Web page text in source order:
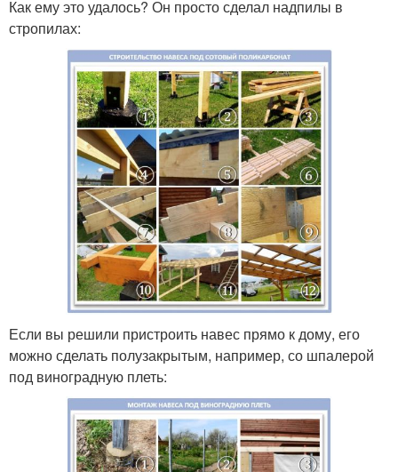
Как ему это удалось? Он просто сделал надпилы в
стропилах:
Если вы решили пристроить навес прямо к дому, его
можно сделать полузакрытым, например, со шпалерой
под виноградную плеть: